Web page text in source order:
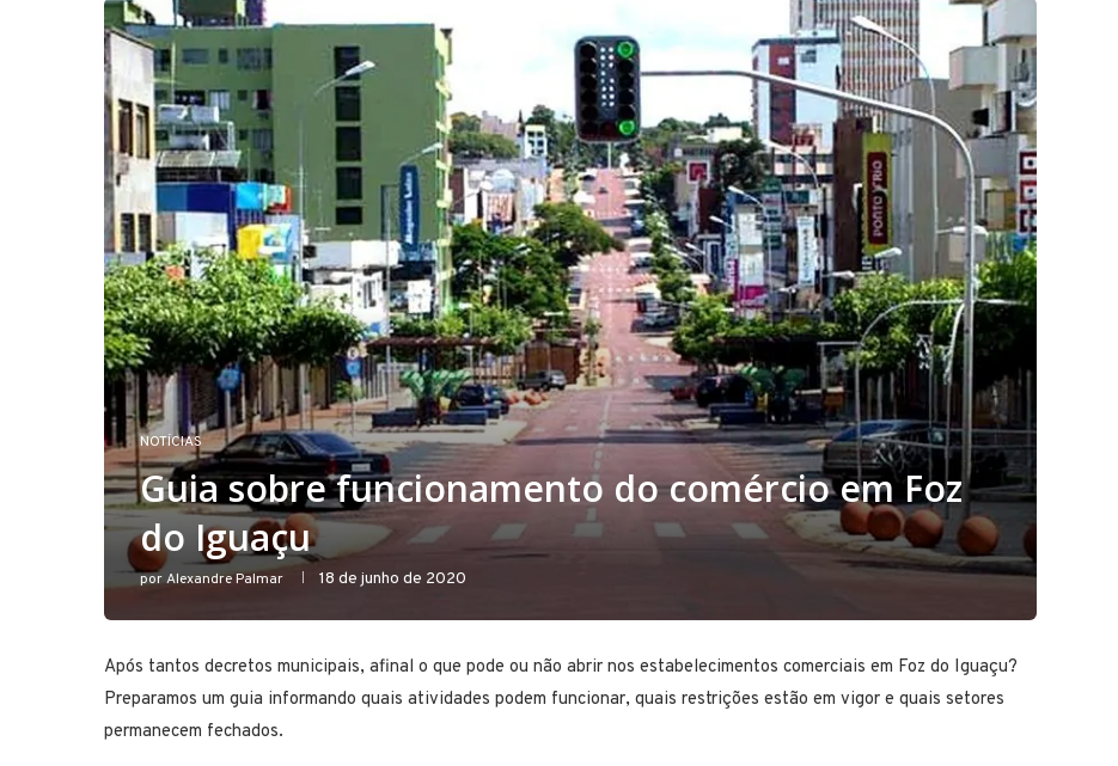
NOTÍCIAS
Guia sobre funcionamento do comércio em Foz
do Iguaçu
porAlexandre Palmar 18 de junho de 2020
Após tantos decretos municipais, afinal o que pode ou não abrir nos estabelecimentos comerciais em Foz do Iguaçu?
Preparamos um guia informando quais atividades podem funcionar, quais restrições estão em vigor e quais setores
permanecem fechados.